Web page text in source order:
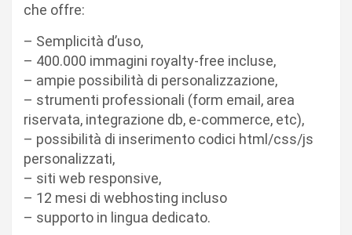
che offre:
– Semplicità d’uso,
– 400.000 immagini royalty-free incluse,
– ampie possibilità di personalizzazione,
– strumenti professionali (form email, area
riservata, integrazione db, e-commerce, etc),
– possibilità di inserimento codici html/css/js
personalizzati,
– siti web responsive,
– 12 mesi di webhosting incluso
– supporto in lingua dedicato.